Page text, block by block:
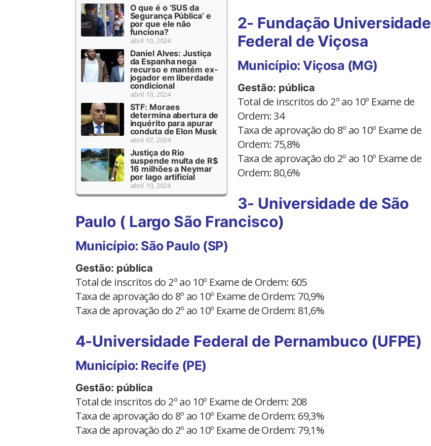
O que é o ‘SUS da
Segurança Pública’ e
por que ele não
funciona?
abril 10, 2024
Daniel Alves: Justiça
da Espanha nega
recurso e mantém ex-
jogador em liberdade
condicional
abril 10, 2024
STF: Moraes
determina abertura de
inquérito para apurar
conduta de Elon Musk
abril 07, 2024
Justiça do Rio
suspende multa de R$
16 milhões a Neymar
por lago artificial
abril 10, 2024
2- Fundação Universidade
Federal de Viçosa
Município: Viçosa (MG)
Gestão: pública
Total de inscritos do 2º ao 10º Exame de
Ordem: 34
Taxa de aprovação do 8º ao 10º Exame de
Ordem: 75,8%
Taxa de aprovação do 2º ao 10º Exame de
Ordem: 80,6%
3- Universidade de São
Paulo ( Largo São Francisco)
Município: São Paulo (SP)
Gestão: pública
Total de inscritos do 2º ao 10º Exame de Ordem: 605
Taxa de aprovação do 8º ao 10º Exame de Ordem: 70,9%
Taxa de aprovação do 2º ao 10º Exame de Ordem: 81,6%
4-Universidade Federal de Pernambuco (UFPE)
Município: Recife (PE)
Gestão: pública
Total de inscritos do 2º ao 10º Exame de Ordem: 208
Taxa de aprovação do 8º ao 10º Exame de Ordem: 69,3%
Taxa de aprovação do 2º ao 10º Exame de Ordem: 79,1%